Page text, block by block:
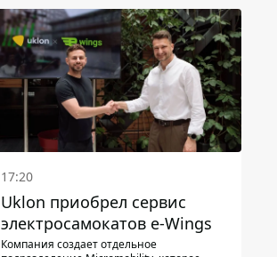
17:20
Uklon приобрел сервис
электросамокатов e-Wings
Компания создает отдельное